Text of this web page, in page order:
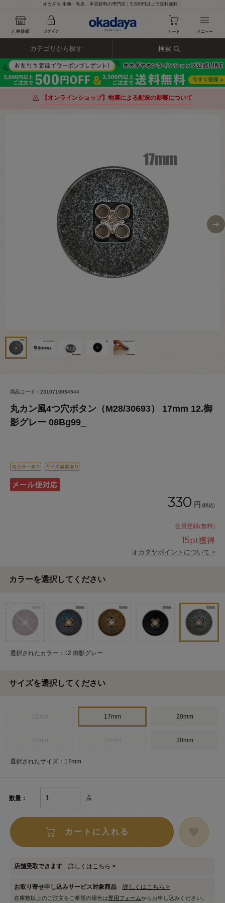
オカダヤ 生地・毛糸・手芸材料の専門店｜5,500円以上で送料無料！
カテゴリから探す 検索
【オンラインショップ】地震による配送の影響について
商品コード：2310710054544
丸カン風4つ穴ボタン（M28/30693） 17mm 12.御
影グレー 08Bg99_
330 円 (税込)
会員登録(無料)
15pt獲得
オカダヤポイントについて >
カラーを選択してください
選択されたカラー：12.御影グレー
サイズを選択してください
17mm 20mm
30mm
選択されたサイズ：17mm
数量： 点
カートに入れる
店舗受取できます 詳しくはこちら >
お取り寄せ申し込みサービス対象商品 詳しくはこちら >
在庫数以上のご注文をご希望の場合は専用フォームからお申し込みください。